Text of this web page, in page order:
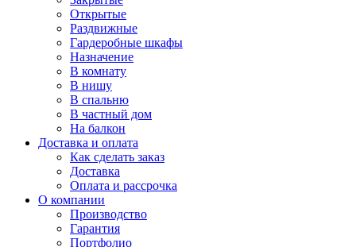
Открытые
Раздвижные
Гардеробные шкафы
Назначение
В комнату
В нишу
В спальню
В частный дом
На балкон
Доставка и оплата
Как сделать заказ
Доставка
Оплата и рассрочка
О компании
Производство
Гарантия
Портфолио